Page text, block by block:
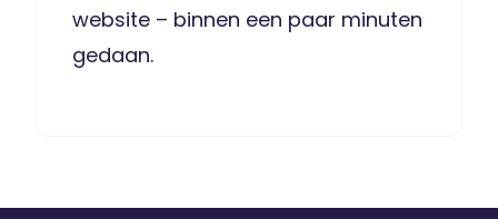
website – binnen een paar minuten
gedaan.